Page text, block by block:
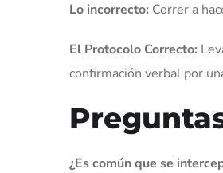
Lo incorrecto: Correr a
El Protocolo Correcto:
confirmación verbal por
¿Es común que se